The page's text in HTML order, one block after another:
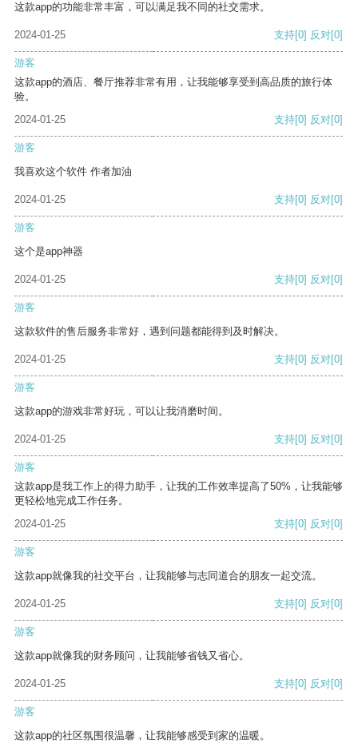
这款app的功能非常丰富，可以满足我不同的社交需求。
2024-01-25 支持[0] 反对[0]
游客
这款app的酒店、餐厅推荐非常有用，让我能够享受到高品质的旅行体
验。
2024-01-25
支持[0] 反对[0]
游客
我喜欢这个软件 作者加油
2024-01-25 支持[0] 反对[0]
游客
这个是app神器
2024-01-25 支持[0] 反对[0]
游客
这款软件的售后服务非常好，遇到问题都能得到及时解决。
2024-01-25 支持[0] 反对[0]
游客
这款app的游戏非常好玩，可以让我消磨时间。
2024-01-25 支持[0] 反对[0]
游客
这款app是我工作上的得力助手，让我的工作效率提高了50%，让我能够
更轻松地完成工作任务。
2024-01-25
支持[0] 反对[0]
游客
这款app就像我的社交平台，让我能够与志同道合的朋友一起交流。
2024-01-25 支持[0] 反对[0]
游客
这款app就像我的财务顾问，让我能够省钱又省心。
2024-01-25 支持[0] 反对[0]
游客
这款app的社区氛围很温馨，让我能够感受到家的温暖。